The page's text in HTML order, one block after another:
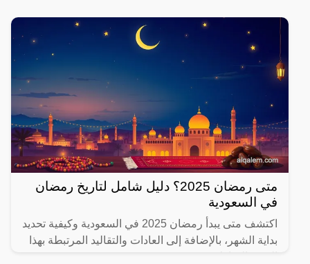
متى رمضان 2025؟ دليل شامل لتاريخ رمضان
في السعودية
اكتشف متى يبدأ رمضان 2025 في السعودية وكيفية تحديد
بداية الشهر، بالإضافة إلى العادات والتقاليد المرتبطة بهذا